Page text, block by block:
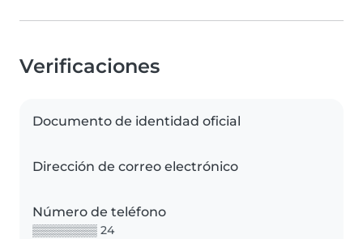
Verificaciones
Documento de identidad oficial
Dirección de correo electrónico
Número de teléfono
▒▒▒▒▒▒▒▒ 24